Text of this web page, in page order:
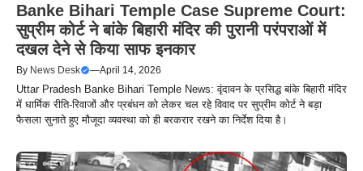
Banke Bihari Temple Case Supreme Court:
सुप्रीम कोर्ट ने बांके बिहारी मंदिर की पुरानी परंपराओं में
दखल देने से किया साफ इनकार
By News Desk —April 14, 2026
Uttar Pradesh Banke Bihari Temple News: वृंदावन के प्रसिद्ध बांके बिहारी मंदिर
में धार्मिक रीति-रिवाजों और प्रबंधन को लेकर चल रहे विवाद पर सुप्रीम कोर्ट ने बड़ा
फैसला सुनाते हुए मौजूदा व्यवस्था को ही बरकरार रखने का निर्देश दिया है।